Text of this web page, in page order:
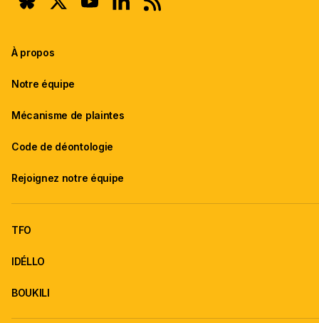
À propos
Notre équipe
Mécanisme de plaintes
Code de déontologie
Rejoignez notre équipe
TFO
IDÉLLO
BOUKILI